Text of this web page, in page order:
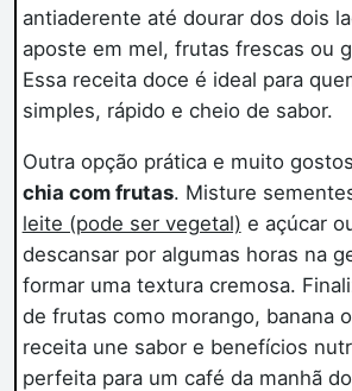
antiaderente até dourar dos dois
aposte em mel, frutas frescas ou
Essa receita doce é ideal para
simples, rápido e cheio de sabor.
Outra opção prática e muito
chia com frutas. Misture
leite (pode ser vegetal) e açúcar
descansar por algumas horas na
formar uma textura cremosa.
de frutas como morango, banana
receita une sabor e benefícios
perfeita para um café da manhã